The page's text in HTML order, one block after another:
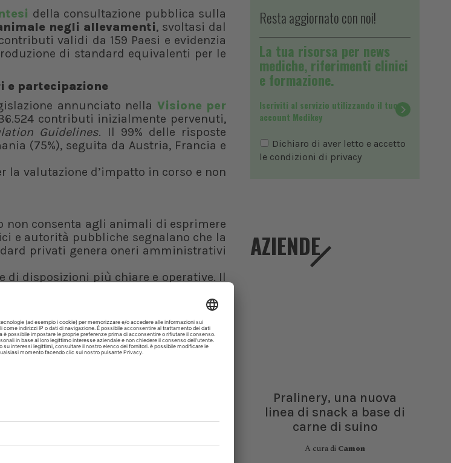
della consultazione pubblica sulla
negli allevamenti, svoltasi dal
validi da 159 Paesi e evidenzia
di standard equivalenti per le
e partecipazione
annunciato nella Visione per
contributi inizialmente pervenuti,
Guidelines. Il 99% delle risposte
(75%), seguita da Austria, Francia e
la valutazione d’impatto in corso e non
non consenta agli animali di esprimere
e autorità pubbliche segnalano che la
privati genera oneri amministrativi
di disposizioni più chiare e operative. Il
una maggiore coerenza normativa a
e altre specie è giudicato “molto
il 90% delle Ong. Tra imprese e
(tra il 44% e il 54%, a seconda della
(55%), la limitata disponibilità
strutturali delle aziende (43%). Tra
viene indicato il sostegno
(Pac).
Resta aggiornato con noi!
La tua risorsa per news
mediche, riferimenti clinici
e formazione.
Iscriviti al servizio utilizzando il tuo
account Medikey
Dichiaro di aver letto e accetto
le condizioni di privacy
AZIENDE
Pralinery, una nuova
linea di snack a base di
carne di suino
A cura di Camon